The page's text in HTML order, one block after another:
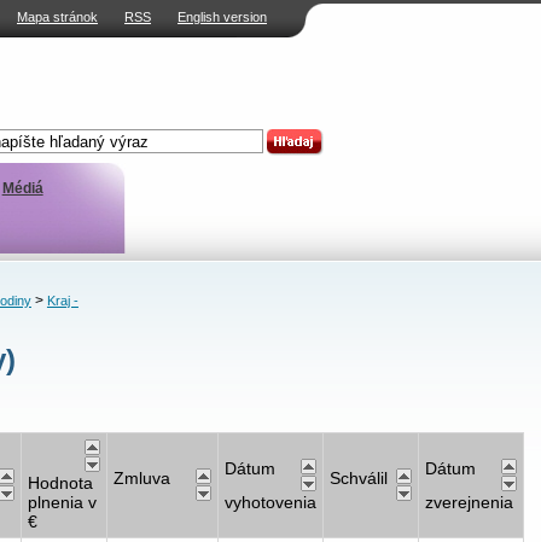
Mapa stránok RSS English version
Médiá
> Kraj -
Hodnota
plnenia v
€
Zmluva
Dátum
vyhotovenia
Schválil
Dátum
zverejnenia